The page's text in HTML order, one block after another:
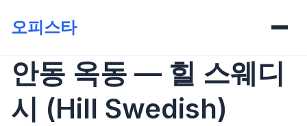
오피스타
안동 옥동 — 힐 스웨디
시 (Hill Swedish)